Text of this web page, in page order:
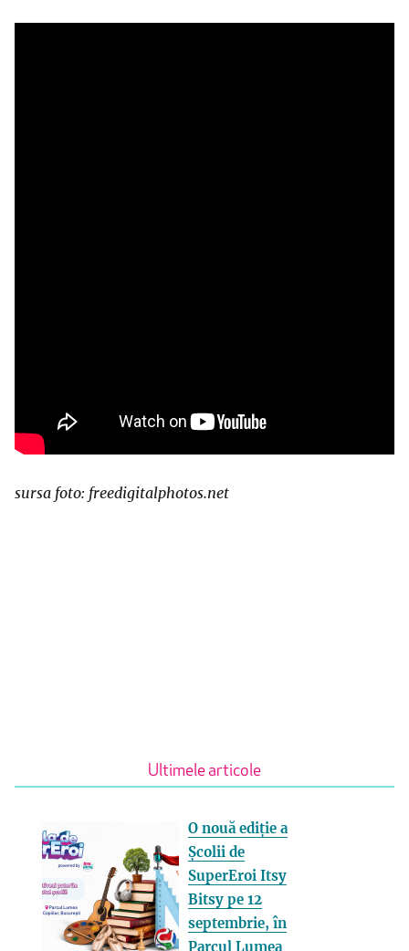
sursa foto: freedigitalphotos.net
Ultimele articole
O nouă ediție a
Școlii de
SuperEroi Itsy
Bitsy pe 12
septembrie, în
Parcul Lumea